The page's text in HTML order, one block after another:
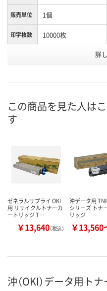
販売単位 1個
印字枚数 10000枚
号
お届け日
カゴへ
詳
この商品を見た人は
す
ゼネラルサプライ OKI
用 リサイクルトナーカ
ートリッジ T…
￥13,640（税込）
沖データ用
シリーズ トナ
リッジ
￥13,560
沖（OKI）データ用ト